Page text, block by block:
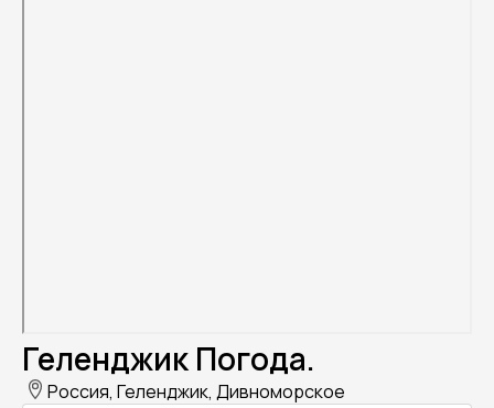
Геленджик Погода.
Россия, Геленджик, Дивноморское